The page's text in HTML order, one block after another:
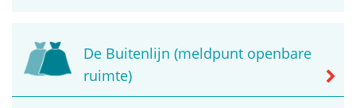
De Buitenlijn (meldpunt openbare
ruimte)